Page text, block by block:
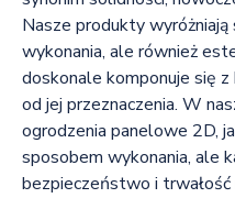
Nasze produkty
wykonania, ale również
doskonale komponuje się
od jej przeznaczenia. W
ogrodzenia panelowe 2D,
sposobem wykonania, ale
bezpieczeństwo i trwałość